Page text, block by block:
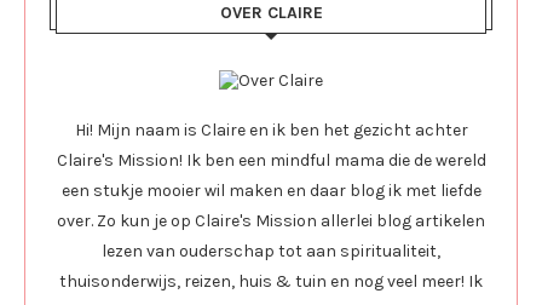
OVER CLAIRE
Hi! Mijn naam is Claire en ik ben het gezicht achter
Claire's Mission! Ik ben een mindful mama die de wereld
een stukje mooier wil maken en daar blog ik met liefde
over. Zo kun je op Claire's Mission allerlei blog artikelen
lezen van ouderschap tot aan spiritualiteit,
thuisonderwijs, reizen, huis & tuin en nog veel meer! Ik